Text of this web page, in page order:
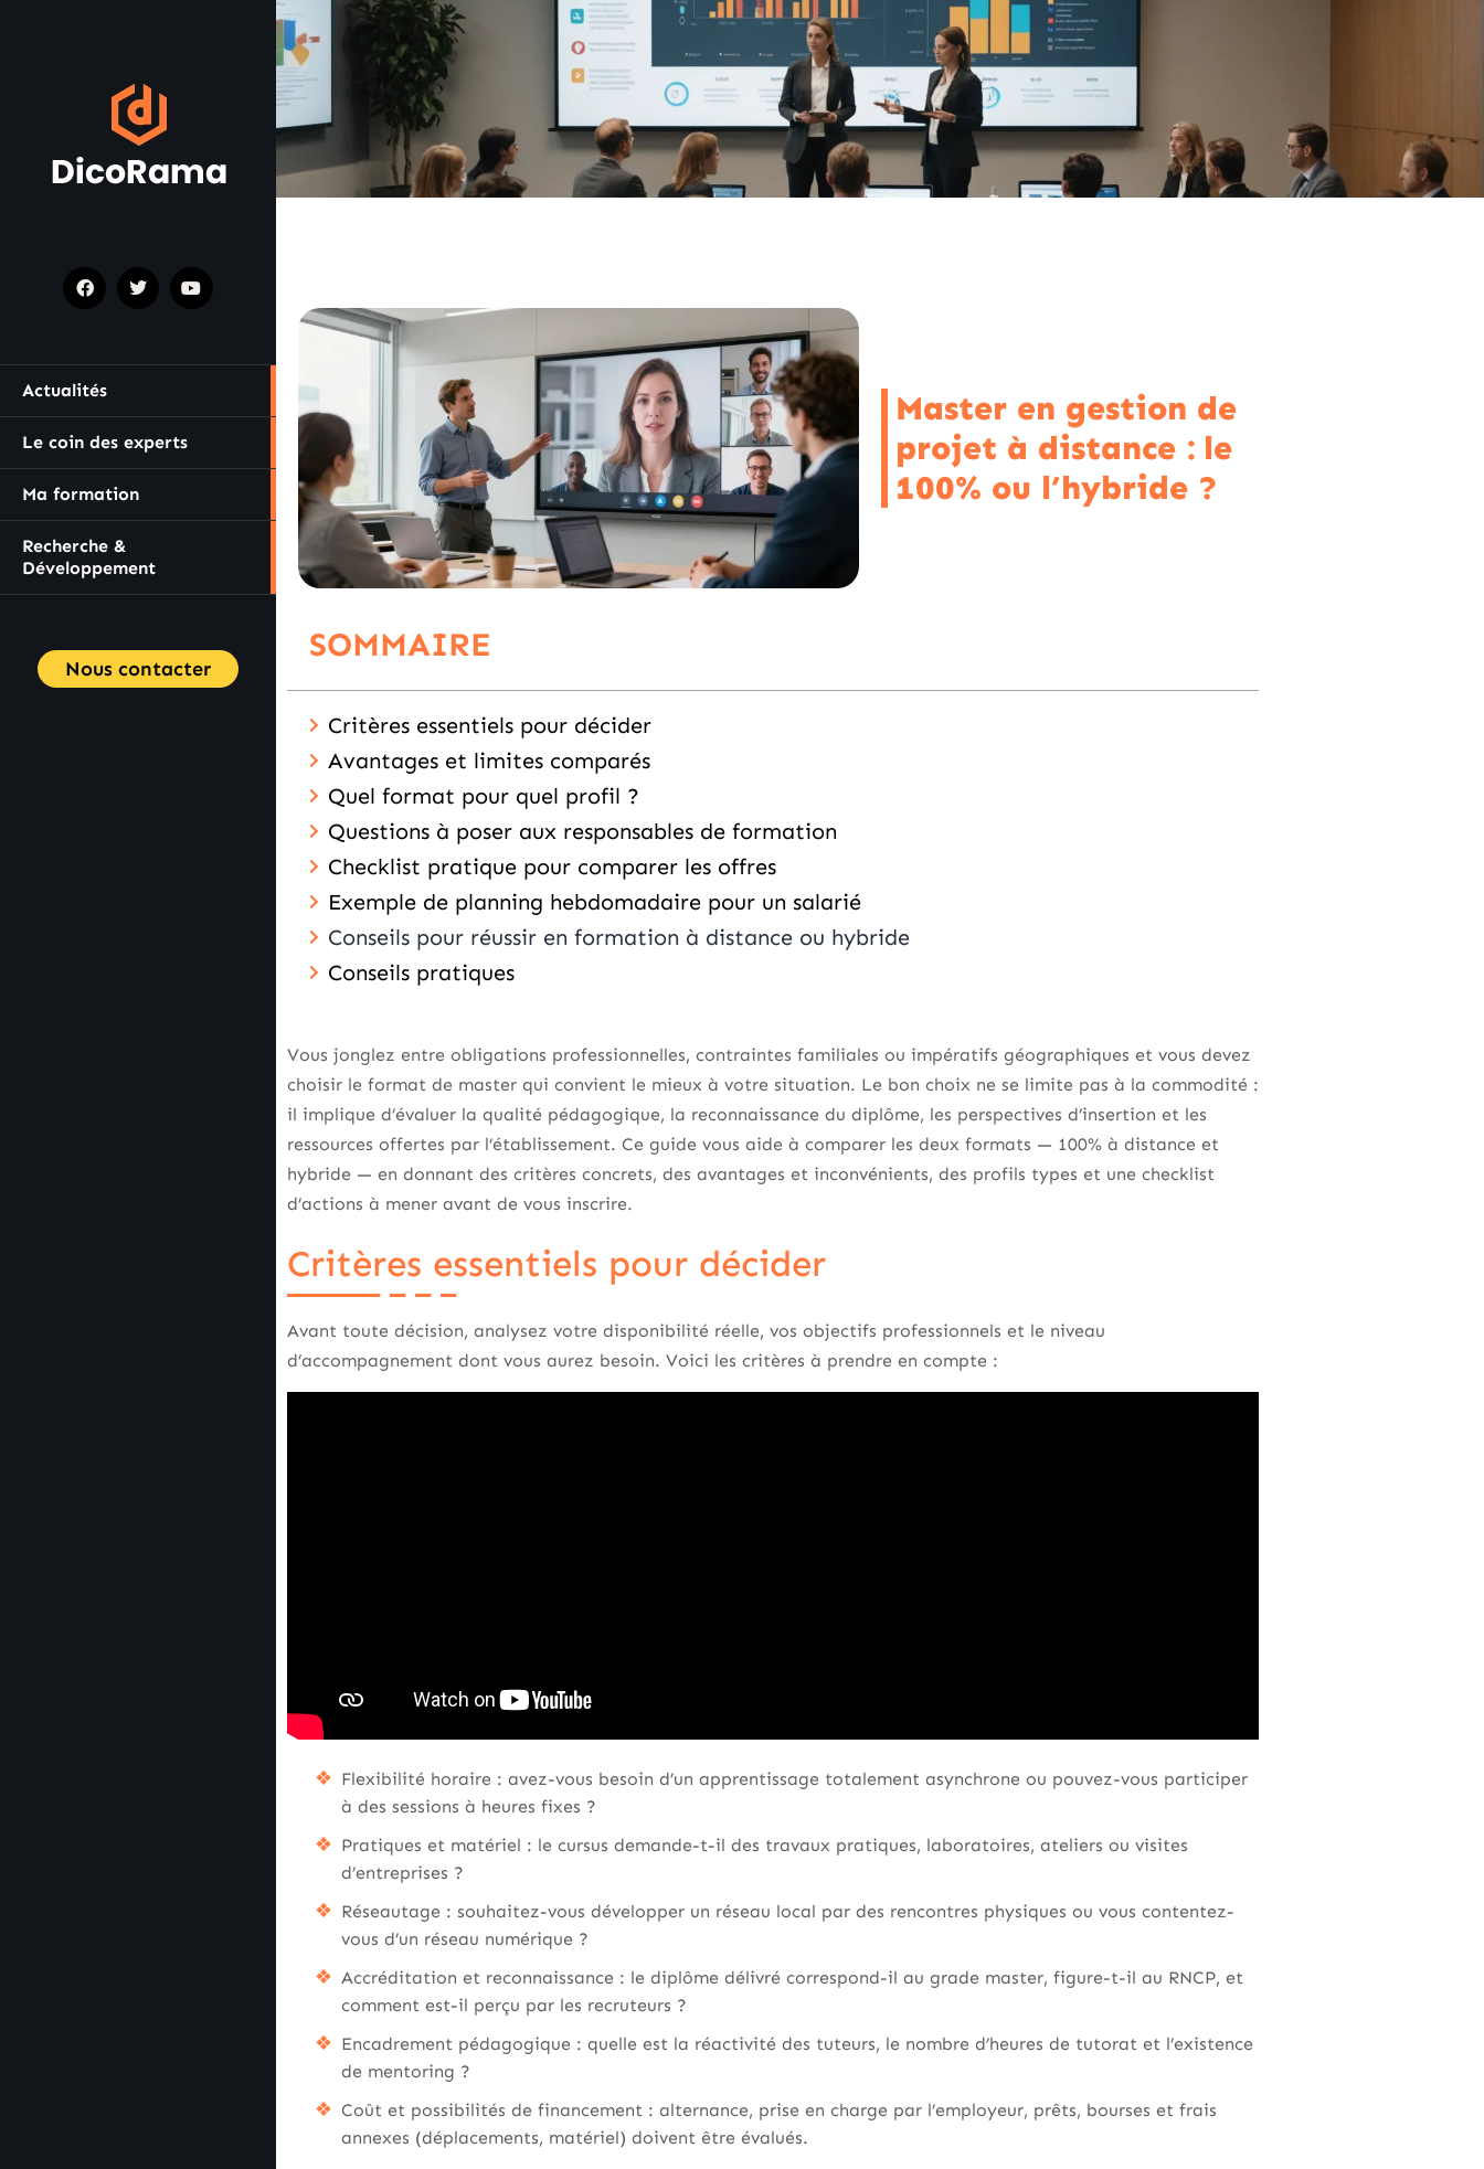
Actualités
Le coin des experts
Ma formation
Recherche &
Développement
Nous contacter
Master en gestion de
projet à distance : le
100% ou l’hybride ?
SOMMAIRE
Critères essentiels pour décider
Avantages et limites comparés
Quel format pour quel profil ?
Questions à poser aux responsables de formation
Checklist pratique pour comparer les offres
Exemple de planning hebdomadaire pour un salarié
Conseils pour réussir en formation à distance ou hybride
Conseils pratiques
Vous jonglez entre obligations professionnelles, contraintes familiales ou impératifs géographiques et vous devez
choisir le format de master qui convient le mieux à votre situation. Le bon choix ne se limite pas à la commodité :
il implique d’évaluer la qualité pédagogique, la reconnaissance du diplôme, les perspectives d’insertion et les
ressources offertes par l’établissement. Ce guide vous aide à comparer les deux formats — 100% à distance et
hybride — en donnant des critères concrets, des avantages et inconvénients, des profils types et une checklist
d’actions à mener avant de vous inscrire.
Critères essentiels pour décider
Avant toute décision, analysez votre disponibilité réelle, vos objectifs professionnels et le niveau
d’accompagnement dont vous aurez besoin. Voici les critères à prendre en compte :
Flexibilité horaire : avez-vous besoin d’un apprentissage totalement asynchrone ou pouvez-vous participer
à des sessions à heures fixes ?
Pratiques et matériel : le cursus demande-t-il des travaux pratiques, laboratoires, ateliers ou visites
d’entreprises ?
Réseautage : souhaitez-vous développer un réseau local par des rencontres physiques ou vous contentez-
vous d’un réseau numérique ?
Accréditation et reconnaissance : le diplôme délivré correspond-il au grade master, figure-t-il au RNCP, et
comment est-il perçu par les recruteurs ?
Encadrement pédagogique : quelle est la réactivité des tuteurs, le nombre d’heures de tutorat et l’existence
de mentoring ?
Coût et possibilités de financement : alternance, prise en charge par l’employeur, prêts, bourses et frais
annexes (déplacements, matériel) doivent être évalués.